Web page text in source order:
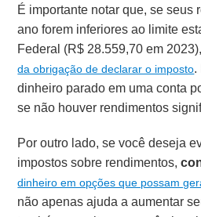
É importante notar que, se seus
ano forem inferiores ao limite
Federal (R$ 28.559,70 em
da obrigação de declarar o imposto.
dinheiro parado em uma conta
se não houver rendimentos
Por outro lado, se você deseja
impostos sobre rendimentos,
dinheiro em opções que possam
não apenas ajuda a aumentar